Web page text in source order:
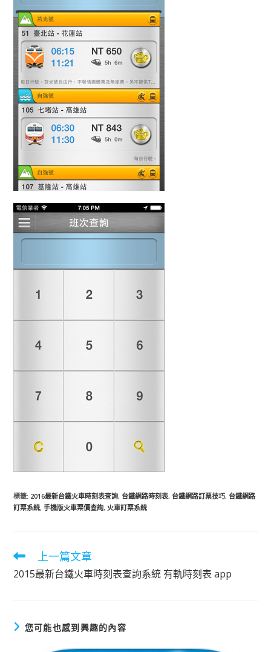
標籤: 2016最新台鐵火車時刻表查詢, 台鐵網路時刻表, 台鐵網路訂票技巧, 台鐵網路
訂票系統, 手機版火車票價查詢, 火車訂票系統
閱
更
上一篇文章
2015最新台鐵火車時刻表查詢系統 有軌時刻表 app
您可能也感到興趣的內容